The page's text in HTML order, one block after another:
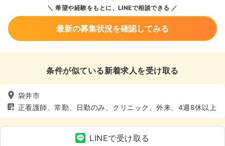
希望や経験をもとに、LINEで相談できる
最新の募集状況を確認してみる
条件が似ている新着求人を受け取る
袋井市
正看護師、常勤、日勤のみ、クリニック、外来、4週8休以上
LINEで受け取る